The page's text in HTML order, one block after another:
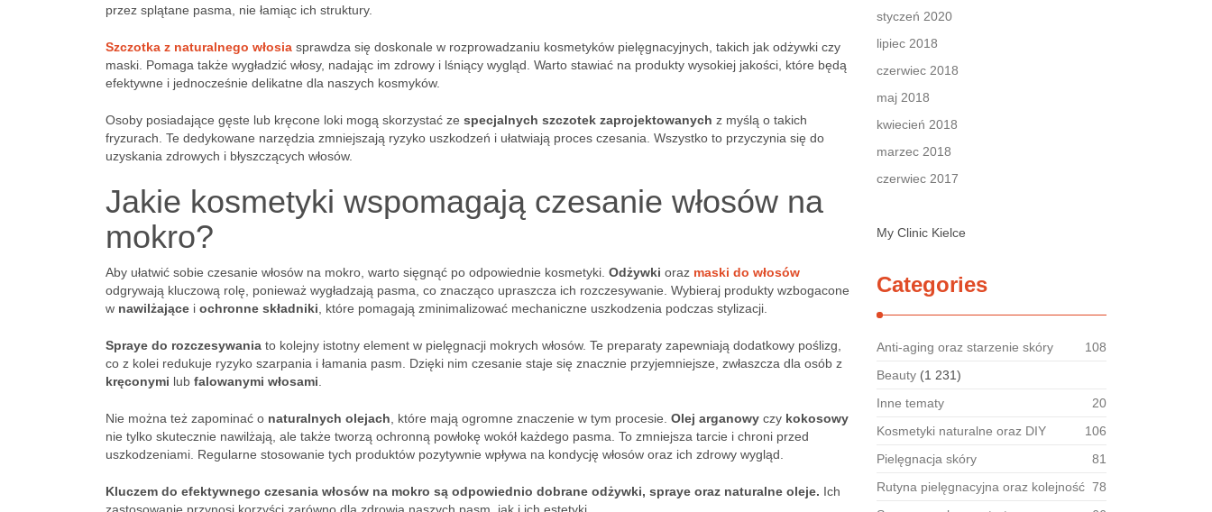
przez splątane pasma, nie łamiąc ich struktury.
Szczotka z naturalnego włosia sprawdza się doskonale w rozprowadzaniu kosmetyków pielęgnacyjnych, takich jak odżywki czy
maski. Pomaga także wygładzić włosy, nadając im zdrowy i lśniący wygląd. Warto stawiać na produkty wysokiej jakości, które będą
efektywne i jednocześnie delikatne dla naszych kosmyków.
Osoby posiadające gęste lub kręcone loki mogą skorzystać ze specjalnych szczotek zaprojektowanych z myślą o takich
fryzurach. Te dedykowane narzędzia zmniejszają ryzyko uszkodzeń i ułatwiają proces czesania. Wszystko to przyczynia się do
uzyskania zdrowych i błyszczących włosów.
Jakie kosmetyki wspomagają czesanie włosów na
mokro?
Aby ułatwić sobie czesanie włosów na mokro, warto sięgnąć po odpowiednie kosmetyki. Odżywki oraz maski do włosów
odgrywają kluczową rolę, ponieważ wygładzają pasma, co znacząco upraszcza ich rozczesywanie. Wybieraj produkty wzbogacone
w nawilżające i ochronne składniki , które pomagają zminimalizować mechaniczne uszkodzenia podczas stylizacji.
Spraye do rozczesywania to kolejny istotny element w pielęgnacji mokrych włosów. Te preparaty zapewniają dodatkowy poślizg,
co z kolei redukuje ryzyko szarpania i łamania pasm. Dzięki nim czesanie staje się znacznie przyjemniejsze, zwłaszcza dla osób z
kręconymi lub falowanymi włosami
Nie można też zapominać o naturalnych olejach , które mają ogromne znaczenie w tym procesie. Olej arganowy czy kokosowy
nie tylko skutecznie nawilżają, ale także tworzą ochronną powłokę wokół każdego pasma. To zmniejsza tarcie i chroni przed
uszkodzeniami. Regularne stosowanie tych produktów pozytywnie wpływa na kondycję włosów oraz ich zdrowy wygląd.
Kluczem do efektywnego czesania włosów na mokro są odpowiednio dobrane odżywki, spraye oraz naturalne oleje. Ich
styczeń 2020
lipiec 2018
czerwiec 2018
maj 2018
kwiecień 2018
marzec 2018
czerwiec 2017
My Clinic Kielce
Categories
Anti-aging oraz starzenie skóry
108
Beauty (1 231)
Inne tematy
20
Kosmetyki naturalne oraz DIY
106
Pielęgnacja skóry
81
Rutyna pielęgnacyjna oraz kolejność 78